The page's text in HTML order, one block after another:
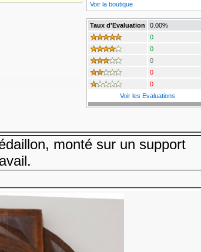
Voir la boutique
Taux d'Evaluation
0.00%
0
0
0
0
0
Voir les Evaluations
monté sur un support